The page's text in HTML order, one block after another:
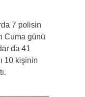
7 polisin
Cuma günü
da 41
10 kişinin